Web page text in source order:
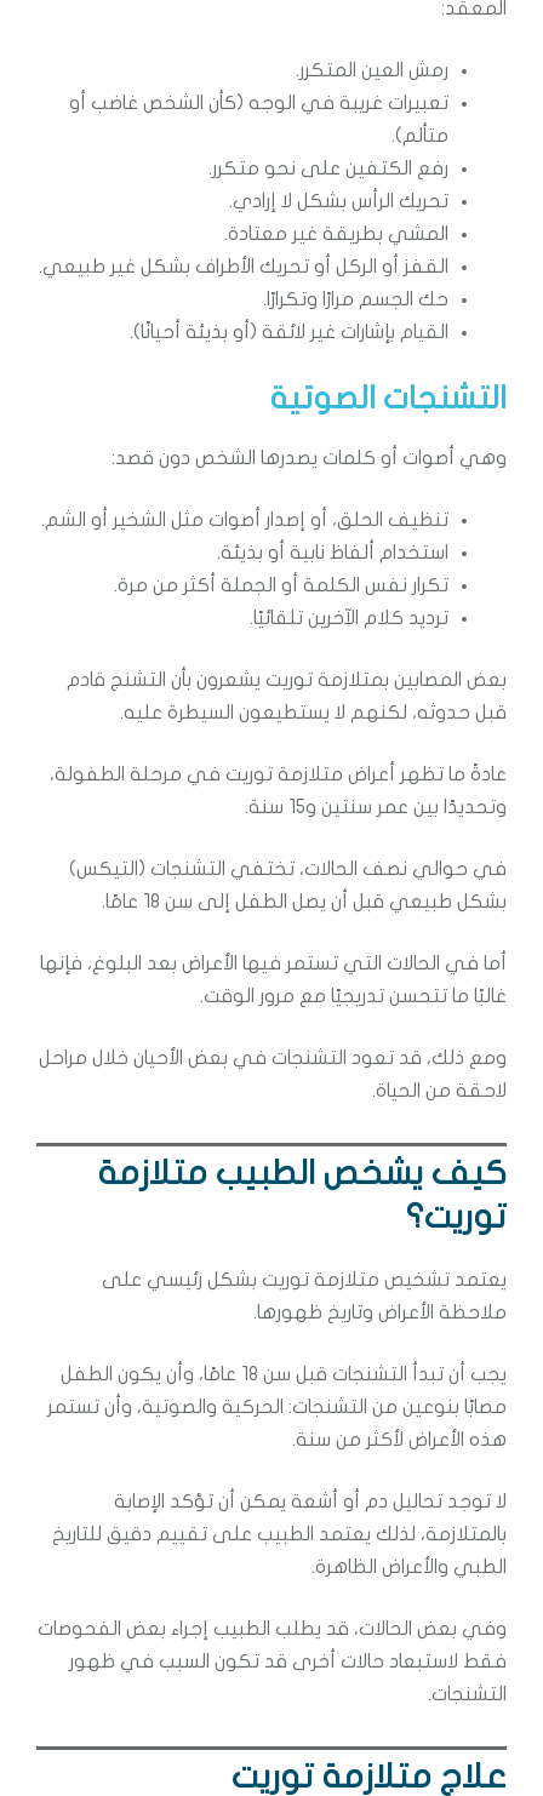
المعقد:
رمش العين المتكرر.
تعبيرات غريبة في الوجه (كأن الشخص غاضب أو
متألم).
رفع الكتفين على نحو متكرر.
تحريك الرأس بشكل لا إرادي.
المشي بطريقة غير معتادة.
القفز أو الركل أو تحريك الأطراف بشكل غير طبيعي.
حك الجسم مرارًا وتكرارًا.
القيام بإشارات غير لائقة (أو بذيئة أحيانًا).
التشنجات الصوتية
وهي أصوات أو كلمات يصدرها الشخص دون قصد:
تنظيف الحلق، أو إصدار أصوات مثل الشخير أو الشم.
استخدام ألفاظ نابية أو بذيئة.
تكرار نفس الكلمة أو الجملة أكثر من مرة.
ترديد كلام الآخرين تلقائيًا.
بعض المصابين بمتلازمة توريت يشعرون بأن التشنج قادم
قبل حدوثه، لكنهم لا يستطيعون السيطرة عليه.
عادةً ما تظهر أعراض متلازمة توريت في مرحلة الطفولة،
وتحديدًا بين عمر سنتين و15 سنة.
في حوالي نصف الحالات، تختفي التشنجات (التيكس)
بشكل طبيعي قبل أن يصل الطفل إلى سن 18 عامًا.
أما في الحالات التي تستمر فيها الأعراض بعد البلوغ، فإنها
غالبًا ما تتحسن تدريجيًا مع مرور الوقت.
ومع ذلك، قد تعود التشنجات في بعض الأحيان خلال مراحل
لاحقة من الحياة.
كيف يشخص الطبيب متلازمة
توريت؟
يعتمد تشخيص متلازمة توريت بشكل رئيسي على
ملاحظة الأعراض وتاريخ ظهورها.
يجب أن تبدأ التشنجات قبل سن 18 عامًا، وأن يكون الطفل
مصابًا بنوعين من التشنجات: الحركية والصوتية، وأن تستمر
هذه الأعراض لأكثر من سنة.
لا توجد تحاليل دم أو أشعة يمكن أن تؤكد الإصابة
بالمتلازمة، لذلك يعتمد الطبيب على تقييم دقيق للتاريخ
الطبي والأعراض الظاهرة.
وفي بعض الحالات، قد يطلب الطبيب إجراء بعض الفحوصات
فقط لاستبعاد حالات أخرى قد تكون السبب في ظهور
التشنجات.
علاج متلازمة توريت